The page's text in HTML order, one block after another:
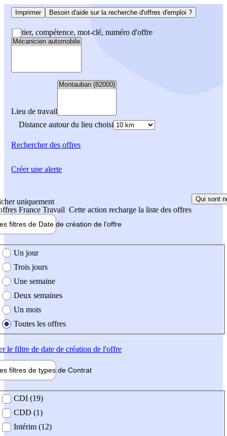
Imprimer Besoin d'aide sur la recherche d'offres d'emploi ?
Métier, compétence, mot-clé, numéro d'offre
Lieu de travail
Distance autour du lieu choisi
Rechercherdes offres
uniquement
France Travail Cette action recharge la liste des offres
Qui sont
filtres de Date de création de l'offre
création de l'offre
Un jour
Trois jours
Une semaine
Deux semaines
Un mois
Toutes les offres
le filtre de date de création de l'offre
filtres de types de Contrat
contrat
CDI (19)
CDD (1)
Intérim (12)
Créer une alerte